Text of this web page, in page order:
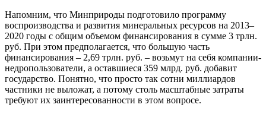
Напомним, что Минприроды подготовило программу
воспроизводства и развития минеральных ресурсов на 2013–
2020 годы с общим объемом финансирования в сумме 3 трлн.
руб. При этом предполагается, что большую часть
финансирования – 2,69 трлн. руб. – возьмут на себя компании-
недропользователи, а оставшиеся 359 млрд. руб. добавит
государство. Понятно, что просто так сотни миллиардов
частники не выложат, а потому столь масштабные затраты
требуют их заинтересованности в этом вопросе.